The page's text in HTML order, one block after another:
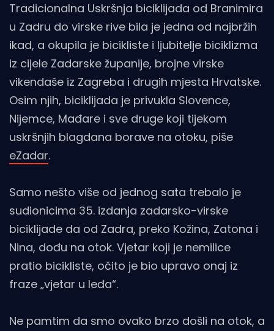
Tradicionalna Uskršnja biciklijada od Branimira
u Zadru do virske rive bila je jedna od najbržih
ikad, a okupila je bicikliste i ljubitelje biciklizma
iz cijele Zadarske županije, brojne virske
vikendaše iz Zagreba i drugih mjesta Hrvatske.
Osim njih, biciklijada je privukla Slovence,
Nijemce, Mađare i sve druge koji tijekom
uskršnjih blagdana borave na otoku, piše
eZadar.
Samo nešto više od jednog sata trebalo je
sudionicima 35. izdanja zadarsko-virske
biciklijade da od Zadra, preko Kožina, Zatona i
Nina, dođu na otok. Vjetar koji je nemilice
pratio bicikliste, očito je bio upravo onaj iz
fraze „vjetar u leđa“.
Ne pamtim da smo ovako brzo došli na otok, a